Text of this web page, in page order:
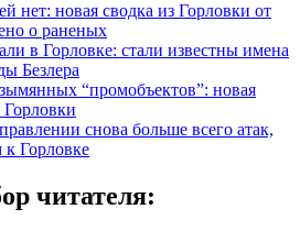
нет: новая сводка из Горловки от
о раненых
в Горловке: стали известны имена
Безлера
“промобъектов”: новая
Горловки
снова больше всего атак,
Горловке
читателя: